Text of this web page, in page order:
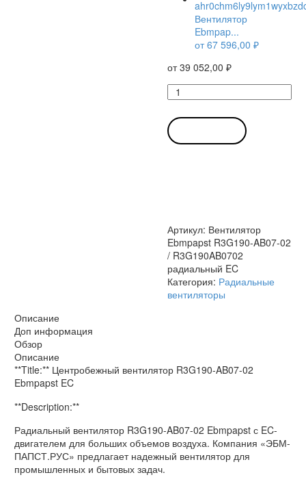
Вентилятор
Ebmpap...
от67 596,00 ₽
от39 052,00 ₽
Количество
товара
Вентилятор
Ebmpapst
R3G190-
Артикул: Вентилятор
Ebmpapst R3G190-AB07-02
/ R3G190AB0702
радиальный EC
Категория: Радиальные
вентиляторы
Описание
Доп информация
Обзор
Описание
**Title:** Центробежный вентилятор R3G190-AB07-02
Ebmpapst EC
**Description:**
Радиальный вентилятор R3G190-AB07-02 Ebmpapst с EC-
двигателем для больших объемов воздуха. Компания «ЭБМ-
ПАПСТ.РУС» предлагает надежный вентилятор для
промышленных и бытовых задач.